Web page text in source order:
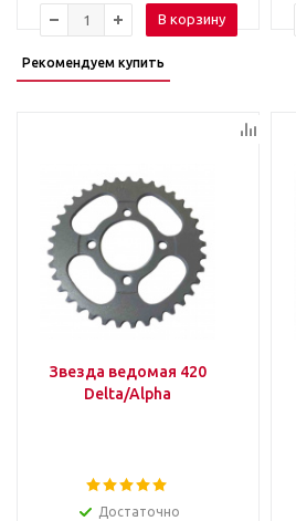
В корзину
Рекомендуем купить
Звезда ведомая 420
Delta/Alpha
Достаточно